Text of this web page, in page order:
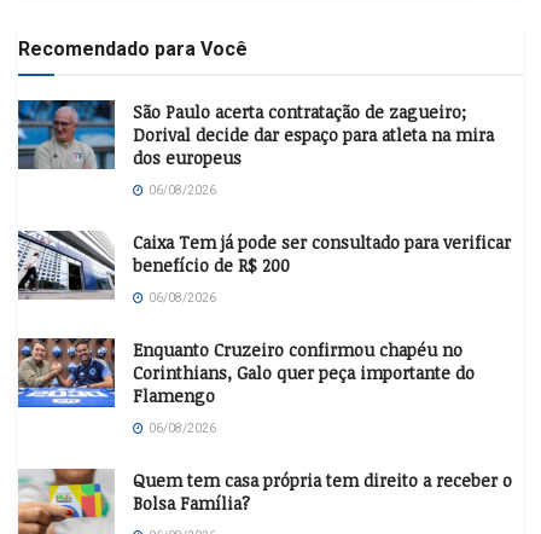
Recomendado para Você
São Paulo acerta contratação de zagueiro;
Dorival decide dar espaço para atleta na mira
dos europeus
06/08/2026
Caixa Tem já pode ser consultado para verificar
benefício de R$ 200
06/08/2026
Enquanto Cruzeiro confirmou chapéu no
Corinthians, Galo quer peça importante do
Flamengo
06/08/2026
Quem tem casa própria tem direito a receber o
Bolsa Família?